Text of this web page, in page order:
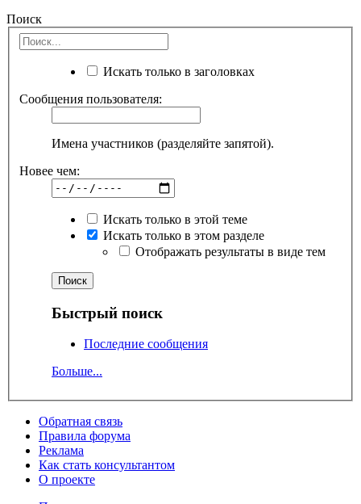
Поиск
Искать только в заголовках
Сообщения пользователя:
Имена участников (разделяйте запятой).
Новее чем:
Искать только в этой теме
Искать только в этом разделе
Отображать результаты в виде тем
Быстрый поиск
Последние сообщения
Больше...
Обратная связь
Правила форума
Реклама
Как стать консультантом
О проекте